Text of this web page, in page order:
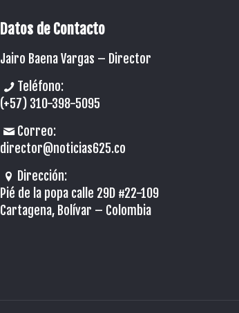
Datos de Contacto
Jairo Baena Vargas – Director
Teléfono:
(+57) 310-398-5095
Correo:
director@noticias625.co
Dirección:
Pié de la popa calle 29D #22-109
Cartagena, Bolívar – Colombia